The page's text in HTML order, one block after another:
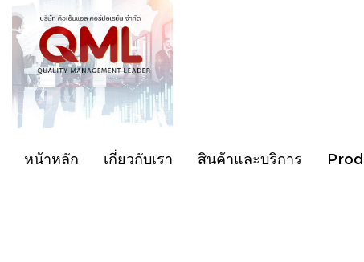
หน้าหลัก เกี่ยวกับเรา สินค้าและบริการ